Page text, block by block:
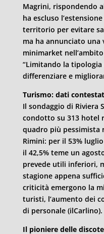
Magrini, rispondendo
ha escluso
territorio per evitare
ma ha annunciato una
minimarket
“Limitando la
differenziare e
Turismo: dati
Il sondaggio di Riviera
condotto su 313 hotel
quadro più
Rimini: per il 53%
il 42,5% teme un
prevede utili inferiori,
stagione appena
criticità emergono la
turisti, l’aumento dei
di personale (ilCarlino).
Il pioniere delle